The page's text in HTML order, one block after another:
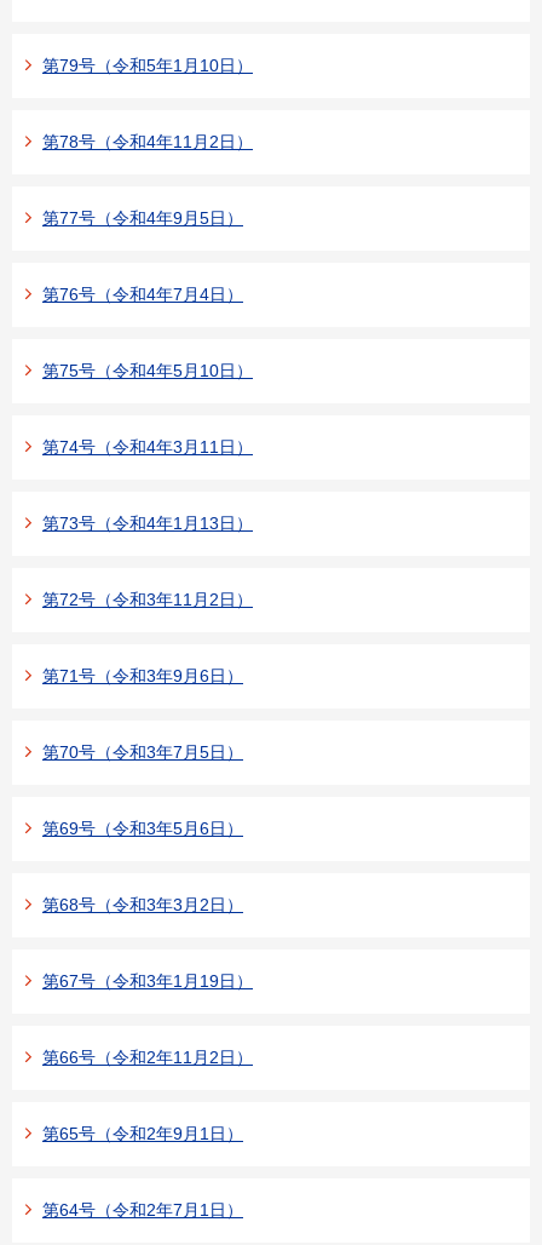
第79号（令和5年1月10日）
第78号（令和4年11月2日）
第77号（令和4年9月5日）
第76号（令和4年7月4日）
第75号（令和4年5月10日）
第74号（令和4年3月11日）
第73号（令和4年1月13日）
第72号（令和3年11月2日）
第71号（令和3年9月6日）
第70号（令和3年7月5日）
第69号（令和3年5月6日）
第68号（令和3年3月2日）
第67号（令和3年1月19日）
第66号（令和2年11月2日）
第65号（令和2年9月1日）
第64号（令和2年7月1日）